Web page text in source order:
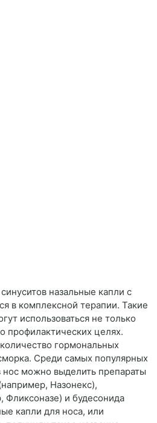
назальные капли с
в комплексной терапии. Такие
использоваться не только
профилактических целях.
гормональных
Среди самых популярных
нос можно выделить препараты
Назонекс),
Фликсоназе) и будесонида
капли для носа, или